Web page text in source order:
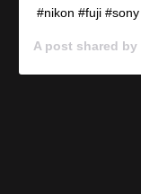
#nikon #fuji
A post shared by